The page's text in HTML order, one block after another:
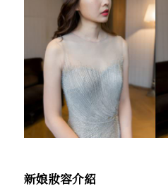
新娘妝容介紹